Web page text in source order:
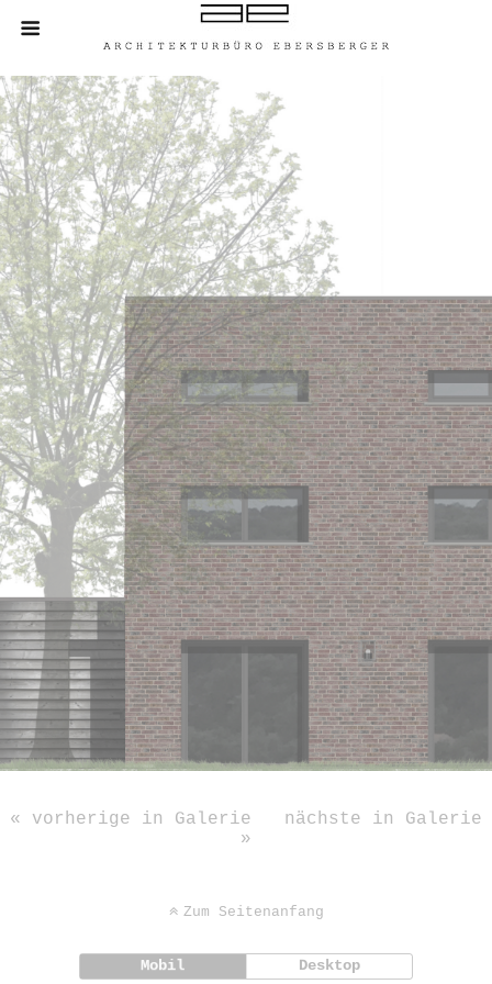
« vorherige in Galerie
nächste in Galerie
»
Zum Seitenanfang
Mobil Desktop